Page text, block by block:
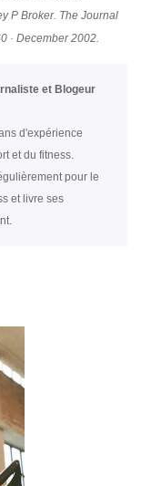
P Broker. The Journal
· December 2002.
et Blogeur
d'expérience
et du fitness.
pour le
et livre ses